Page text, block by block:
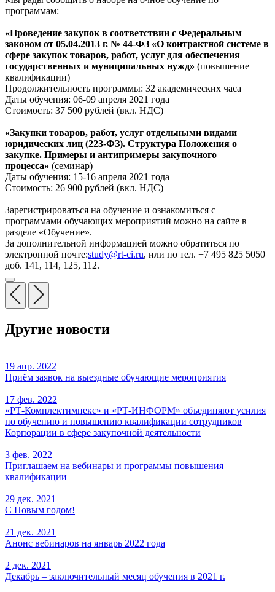
программам:
«Проведение закупок в соответствии с Федеральным
законом от 05.04.2013 г. № 44-ФЗ «О контрактной системе в
сфере закупок товаров, работ, услуг для обеспечения
государственных и муниципальных нужд» (повышение
квалификации)
Продолжительность программы: 32 академических часа
Даты обучения: 06-09 апреля 2021 года
Стоимость: 37 500 рублей (вкл. НДС)
«Закупки товаров, работ, услуг отдельными видами
юридических лиц (223-ФЗ). Структура Положения о
закупке. Примеры и антипримеры закупочного
процесса» (семинар)
Даты обучения: 15-16 апреля 2021 года
Стоимость: 26 900 рублей (вкл. НДС)
Зарегистрироваться на обучение и ознакомиться с
программами обучающих мероприятий можно на сайте в
разделе «Обучение».
За дополнительной информацией можно обратиться по
электронной почте:study@rt-ci.ru, или по тел. +7 495 825 5050
доб. 141, 114, 125, 112.
Другие новости
19 апр. 2022
Приём заявок на выездные обучающие мероприятия
17 фев. 2022
«РТ-Комплектимпекс» и «РТ-ИНФОРМ» объединяют усилия
по обучению и повышению квалификации сотрудников
Корпорации в сфере закупочной деятельности
3 фев. 2022
Приглашаем на вебинары и программы повышения
квалификации
29 дек. 2021
С Новым годом!
21 дек. 2021
Анонс вебинаров на январь 2022 года
2 дек. 2021
Декабрь – заключительный месяц обучения в 2021 г.